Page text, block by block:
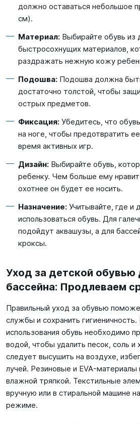
должно оставаться небольшое
см).
Материал: Выбирайте обувь
быстросохнущих материалов,
раздражать нежную кожу
Подошва: Подошва должна
достаточно толстой, чтобы
острых предметов.
Фиксация: Убедитесь, что
на ноге, чтобы предотвратить
время активных игр.
Дизайн: Выбирайте обувь,
ребенку. Чем больше ему
охотнее он будет ее носить.
Назначение: Учитывайте, где и
использоваться обувь. Для
подойдут аквашузы, а для
кроксы.
Уход за детской обувью
бассейна: Продлеваем
Правильный уход за обувью
службы и сохранить
использования обувь необходимо
водой, чтобы удалить песок, соль и
следует высушить на воздухе,
лучей. Резиновые и EVA-
влажной тряпкой. Текстильные
вручную или в стиральной машине
режиме.